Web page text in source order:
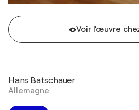
Voir l'œuvre
Hans Batschauer
Allemagne